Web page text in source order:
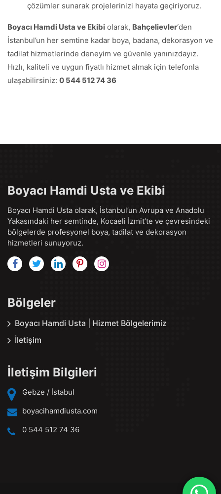
çözümler sunarak projelerinizi hayata geçiriyoruz.
Boyacı Hamdi Usta ve Ekibi olarak, Bahçelievler‘den
İstanbul’un her semtine kadar boya, badana, dekorasyon ve
tadilat hizmetlerinde deneyim ve güvenle yanınızdayız.
Hızlı, kaliteli ve uygun fiyatlı hizmet almak için telefonla
ulaşabilirsiniz: 0 544 512 74 36
Boyacı Hamdi Usta ve Ekibi
Boyacı Hamdi Usta olarak, İstanbul’un Avrupa ve Anadolu
Yakasındaki her semtinde, Kocaeli İzmit’te ve çevresindeki
bölgelerde profesyonel boya, tadilat ve dekorasyon
hizmetleri sunuyoruz.
Bölgeler
Boyacı Hamdi Usta | Hizmet Bölgelerimiz
İletişim
İletişim Bilgileri
Gebze / İstabul
boyacihamdiusta.com
0 544 512 74 36